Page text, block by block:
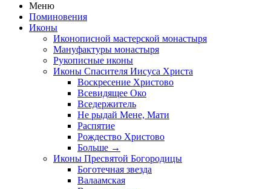
Меню
Поминовения
Иконы
Иконописной мастерской монастыря
Мануфактуры монастыря
Рукописные иконы
Иконы Спасителя Иисуса Христа
Воскресение Христово
Всевидящее Око
Вседержитель
Не рыдай Мене, Мати
Распятие
Рождество Христово
Больше →
Иконы Пресвятой Богородицы
Боготечная звезда
Валаамская